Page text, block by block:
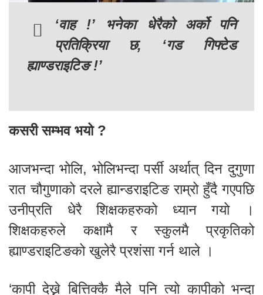
‘वाह !’ भनेका धेरैको अर्को पनि
प्रतिक्रिया छ, ‘गड गिफ्टेड
ह्याण्डराइटिङ !’
कसरी सम्भव भयो ?
आजभन्दा भोलि, भोलिभन्दा पर्सी अर्थात् दिन दुगुणा
रात चौगुणाको दरले ह्यान्डराइटिङ राम्रो हुँदै गएपछि
उनीप्रति धेरै शिक्षकहरुको ध्यान गयो ।
शिक्षकहरुले कक्षामै र स्कुलमै प्रकृतिको
ह्याण्डराइटिङको खुलेरै प्रशंसा गर्न थाले ।
‘कापी देख्ने बित्तिक्कै मैले पनि त्यो कापीको भन्दा